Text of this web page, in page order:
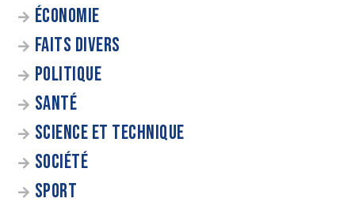
ÉCONOMIE
FAITS DIVERS
POLITIQUE
SANTÉ
SCIENCE ET TECHNIQUE
SOCIÉTÉ
SPORT